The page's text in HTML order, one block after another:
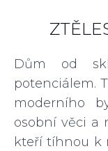
Dům od
potenciálem.
moderního
osobní věci a
kteří tíhnou k